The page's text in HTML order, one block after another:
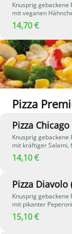
Knusprig
mit veganen
und Mais. Veganer
während Barbecue-
14,70 €
Pizza
Pizza Chicago
Knusprig
mit kräftiger Salami,
Zwiebeln. Zart
aromatische
14,10 €
Pizza Diavolo
Knusprig
mit pikanter
Jalapeños sorgen
Hollandaise der
15,10 €